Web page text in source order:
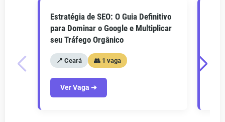
Estratégia de SEO: O Guia Definitivo
para Dominar o Google e Multiplicar
seu Tráfego Orgânico
📍 Ceará 👥 1 vaga
Ver Vaga ➔